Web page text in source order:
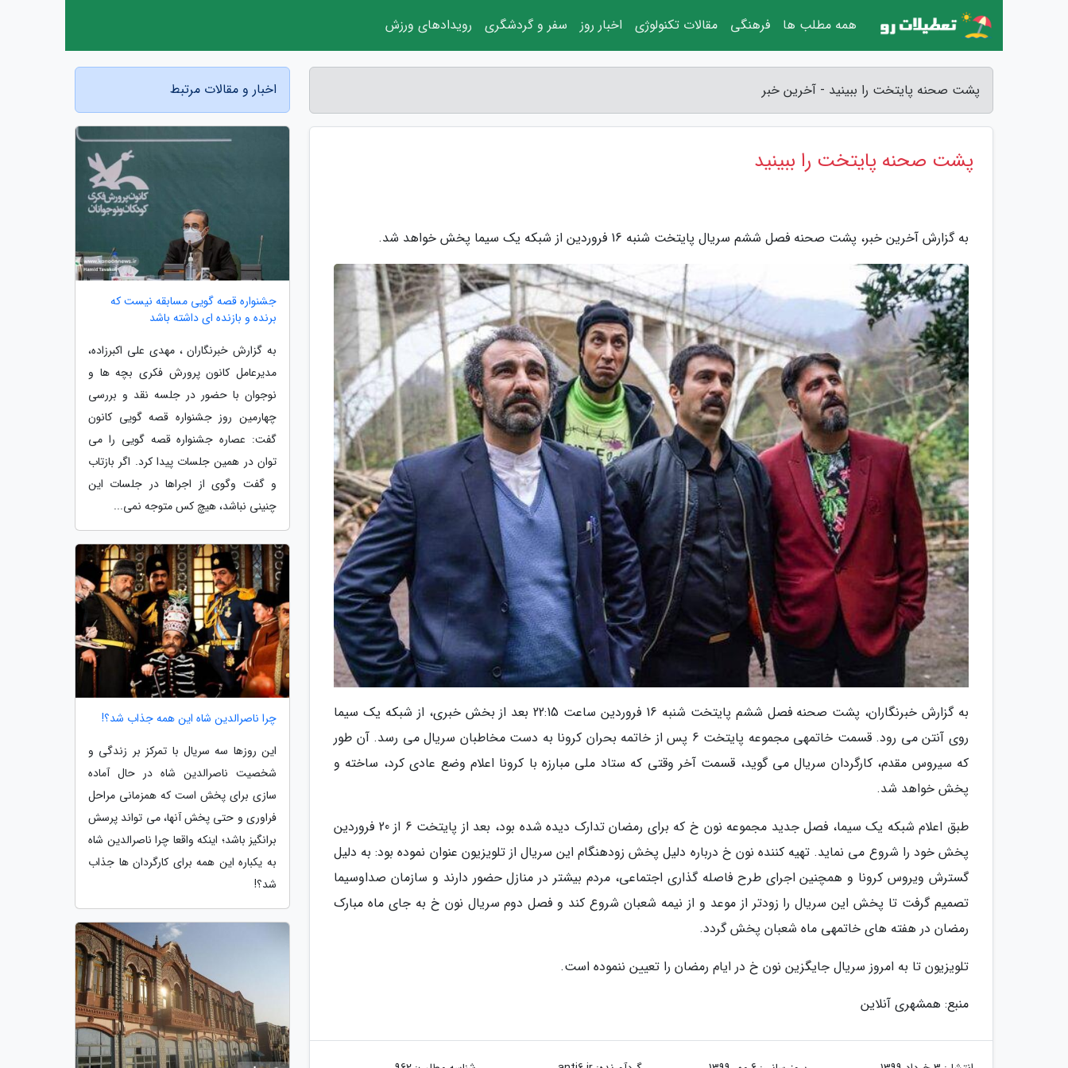
پشت صحنه پایتخت را ببینید - آخرین خبر
پشت صحنه پایتخت را ببینید
به گزارش آخرین خبر، پشت صحنه فصل ششم سریال پایتخت شنبه 16 فروردین از شبکه یک سیما پخش خواهد شد.
به گزارش خبرنگاران، پشت صحنه فصل ششم پایتخت شنبه 16 فروردین ساعت 22:15 بعد از بخش خبری، از شبکه یک سیما
روی آنتن می رود. قسمت خاتمهی مجموعه پایتخت 6 پس از خاتمه بحران کرونا به دست مخاطبان سریال می رسد. آن طور
که سیروس مقدم، کارگردان سریال می گوید، قسمت آخر وقتی که ستاد ملی مبارزه با کرونا اعلام وضع عادی کرد، ساخته و
پخش خواهد شد.
طبق اعلام شبکه یک سیما، فصل جدید مجموعه نون خ که برای رمضان تدارک دیده شده بود، بعد از پایتخت 6 از 20 فروردین
پخش خود را شروع می نماید. تهیه کننده نون خ درباره دلیل پخش زودهنگام این سریال از تلویزیون عنوان نموده بود: به دلیل
گسترش ویروس کرونا و همچنین اجرای طرح فاصله گذاری اجتماعی، مردم بیشتر در منازل حضور دارند و سازمان صداوسیما
تصمیم گرفت تا پخش این سریال را زودتر از موعد و از نیمه شعبان شروع کند و فصل دوم سریال نون خ به جای ماه مبارک
رمضان در هفته های خاتمهی ماه شعبان پخش گردد.
تلویزیون تا به امروز سریال جایگزین نون خ در ایام رمضان را تعیین ننموده است.
منبع: همشهری آنلاین
اخبار و مقالات مرتبط
جشنواره قصه گویی مسابقه نیست که
برنده و بازنده ای داشته باشد
به گزارش خبرنگاران ، مهدی علی اکبرزاده،
مدیرعامل کانون پرورش فکری بچه ها و
نوجوان با حضور در جلسه نقد و بررسی
چهارمین روز جشنواره قصه گویی کانون
گفت: عصاره جشنواره قصه گویی را می
توان در همین جلسات پیدا کرد. اگر بازتاب
و گفت وگوی از اجراها در جلسات این
چنینی نباشد، هیچ کس متوجه نمی...
چرا ناصرالدین شاه این همه جذاب شد؟!
این روزها سه سریال با تمرکز بر زندگی و
شخصیت ناصرالدین شاه در حال آماده
سازی برای پخش است که همزمانی مراحل
فراوری و حتی پخش آنها، می تواند پرسش
برانگیز باشد؛ اینکه واقعا چرا ناصرالدین شاه
به یکباره این همه برای کارگردان ها جذاب
شد؟!
همه مطلب ها فرهنگی مقالات تکنولوژی اخبار روز سفر و گردشگری رویدادهای ورزش